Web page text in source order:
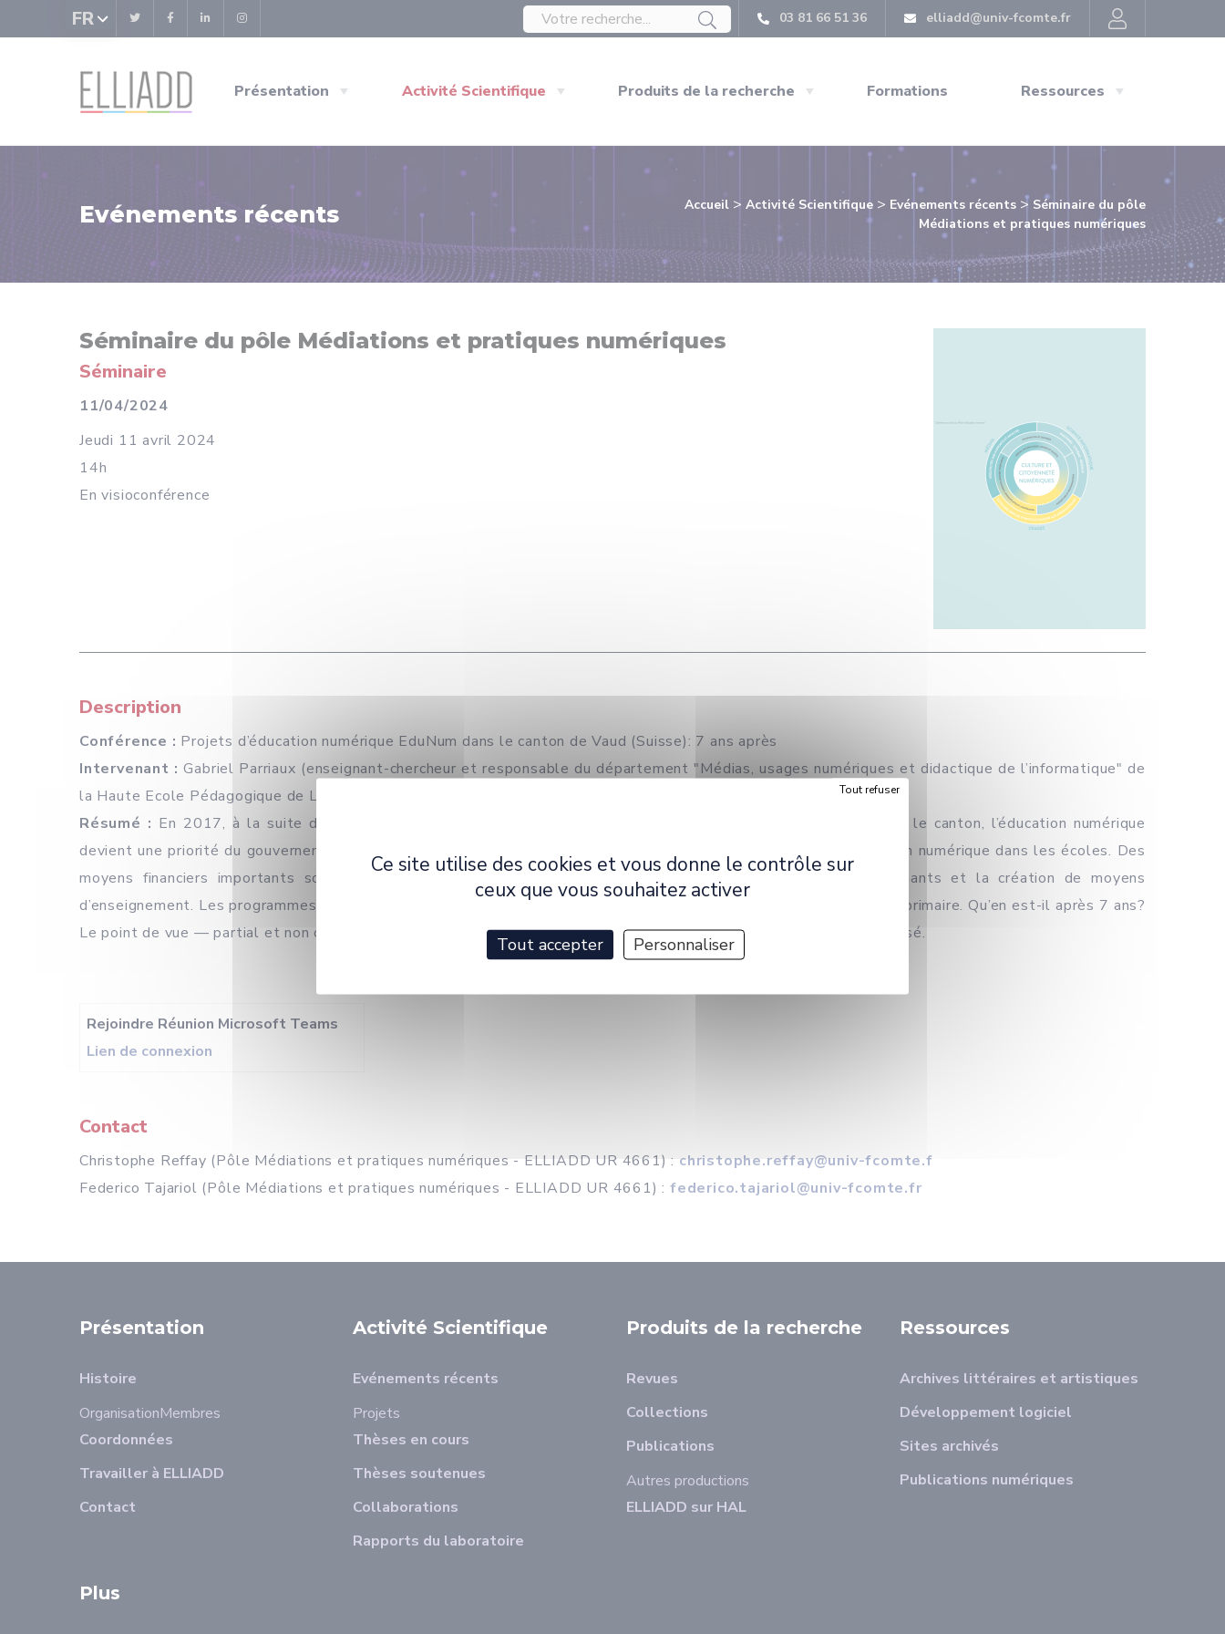
03 81 66 51 36 elliadd@univ-fcomte.fr
Présentation Activité Scientifique Produits de la recherche Formations Ressources
FR
Evénements récents Accueil > Activité Scientifique > Evénements récents > Séminaire du pôle
Médiations et pratiques numériques
Séminaire du pôle Médiations et pratiques numériques
Séminaire
11/04/2024
Jeudi 11 avril 2024
14h
En visioconférence
Description
Conférence : Projets d’éducation numérique EduNum dans le canton de Vaud (Suisse): 7 ans après
Intervenant : Gabriel Parriaux (enseignant-chercheur et responsable du département "Médias, usages numériques et didactique de l’informatique" de
la Haute Ecole Pédagogique de Lausanne)
Résumé : En 2017, à la suite d’un changement politique et l’arrivée d’une nouvelle ministre de l’éducation dans le canton, l’éducation numérique
devient une priorité du gouvernement. Le projet EduNum est lancé pour mettre en place une réforme sur l’éducation numérique dans les écoles. Des
moyens financiers importants sont investis pour les infrastructures, mais aussi pour la formation des enseignants et la création de moyens
d’enseignement. Les programmes sont révisés pour intégrer un enseignement de la science informatique dès l’école primaire. Qu’en est-il après 7 ans?
Le point de vue — partial et non officiel — d’un formateur d’enseignants impliqué dans cette réforme vous est proposé.
Rejoindre Réunion Microsoft Teams
Lien de connexion
Contact
Christophe Reffay (Pôle Médiations et pratiques numériques - ELLIADD UR 4661) : christophe.reffay@univ-fcomte.f
Federico Tajariol (Pôle Médiations et pratiques numériques - ELLIADD UR 4661) : federico.tajariol@univ-fcomte.fr
Présentation
Histoire
OrganisationMembres
Coordonnées
Travailler à ELLIADD
Contact
Activité Scientifique
Evénements récents
Projets
Thèses en cours
Thèses soutenues
Collaborations
Rapports du laboratoire
Produits de la recherche
Revues
Collections
Publications
Autres productions
ELLIADD sur HAL
Ressources
Archives littéraires et artistiques
Développement logiciel
Sites archivés
Publications numériques
Plus
Panneau de gestion des cookies
Ce site utilise des cookies et vous donne le contrôle sur
ceux que vous souhaitez activer
Tout accepter
Tout refuser
Personnaliser